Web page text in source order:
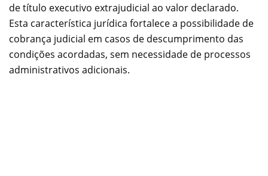
de título executivo extrajudicial ao valor declarado.
Esta característica jurídica fortalece a possibilidade de
cobrança judicial em casos de descumprimento das
condições acordadas, sem necessidade de processos
administrativos adicionais.